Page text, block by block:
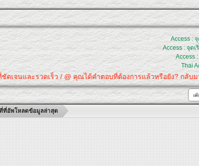
Access :
Access : จุด
Access
Thai
ะรวดเร็ว / @ คุณได้คำตอบที่ต้องการแล้วหรือยัง? กลับมาอีกสักค
ที่อัพโหลดข้อมูลล่าสุด